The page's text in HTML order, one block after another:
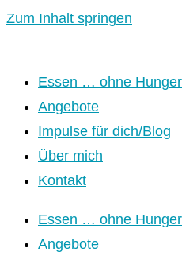
Zum Inhalt springen
Essen … ohne Hunger
Angebote
Impulse für dich/Blog
Über mich
Kontakt
Essen … ohne Hunger
Angebote